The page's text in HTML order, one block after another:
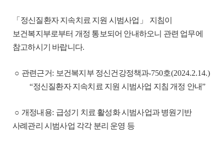
「 정신질환자 지속치료 지원 시범사업 」 지침이
보건복지부로부터 개정 통보되어 안내하오니 관련 업무에
참고하시기 바랍니다.
○ 관련근거: 보건복지부 정신건강정책과-750호(2024.2.14.)
“정신질환자 지속치료 지원 시범사업 지침 개정 안내”
○ 개정내용: 급성기 치료 활성화 시범사업과 병원기반
사례관리 시범사업 각각 분리 운영 등